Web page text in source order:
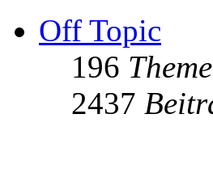
Off Topic
196
2437